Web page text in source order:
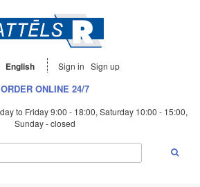
English Sign in Sign up
ORDER ONLINE 24/7
to Friday 9:00 - 18:00, Saturday 10:00 - 15:00,
Sunday - closed